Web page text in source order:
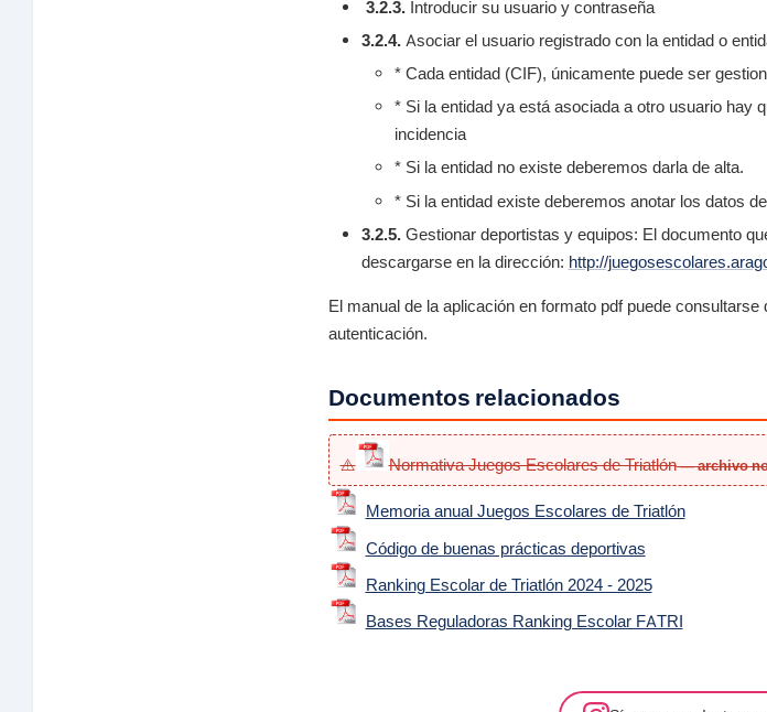
3.2.3.Introducir su usuario y contraseña
3.2.4.Asociar el usuario registrado con la entidad o
* Cada entidad (CIF), únicamente puede ser
* Si la entidad ya está asociada a otro usuario hay
incidencia
* Si la entidad no existe deberemos darla de alta.
* Si la entidad existe deberemos anotar los datos
3.2.5.Gestionar deportistas y equipos: El documento
descargarse en la dirección: http://
El manual de la aplicación en formato pdf puede
autenticación.
Documentos relacionados
Normativa Juegos Escolares de Triatlón
Memoria anual Juegos Escolares de Triatlón
Código de buenas prácticas deportivas
Ranking Escolar de Triatlón 2024 - 2025
Bases Reguladoras Ranking Escolar FATRI